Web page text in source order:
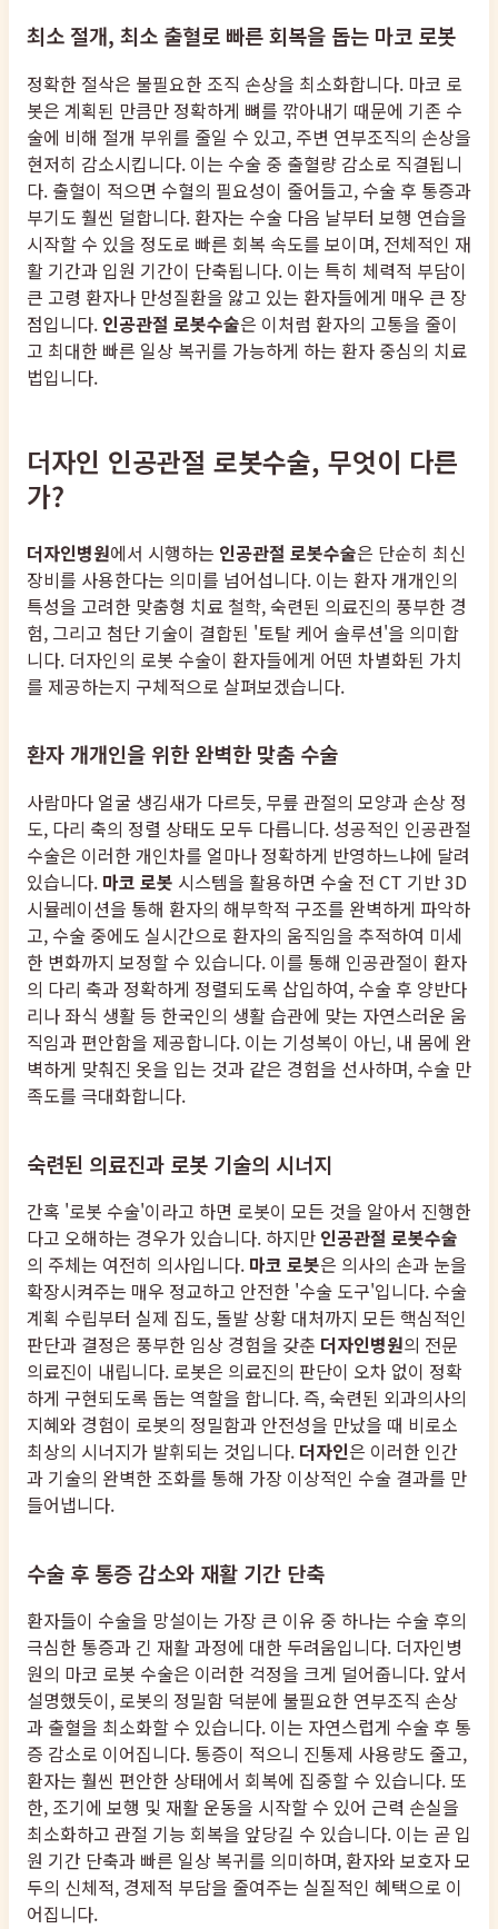
최소 절개, 최소 출혈로 빠른 회복을 돕는 마코 로봇
정확한 절삭은 불필요한 조직 손상을 최소화합니다. 마코 로
봇은 계획된 만큼만 정확하게 뼈를 깎아내기 때문에 기존 수
술에 비해 절개 부위를 줄일 수 있고, 주변 연부조직의 손상을
현저히 감소시킵니다. 이는 수술 중 출혈량 감소로 직결됩니
다. 출혈이 적으면 수혈의 필요성이 줄어들고, 수술 후 통증과
부기도 훨씬 덜합니다. 환자는 수술 다음 날부터 보행 연습을
시작할 수 있을 정도로 빠른 회복 속도를 보이며, 전체적인 재
활 기간과 입원 기간이 단축됩니다. 이는 특히 체력적 부담이
큰 고령 환자나 만성질환을 앓고 있는 환자들에게 매우 큰 장
점입니다. 인공관절 로봇수술은 이처럼 환자의 고통을 줄이
고 최대한 빠른 일상 복귀를 가능하게 하는 환자 중심의 치료
법입니다.
더자인 인공관절 로봇수술, 무엇이 다른
가?
더자인병원에서 시행하는 인공관절 로봇수술은 단순히 최신
장비를 사용한다는 의미를 넘어섭니다. 이는 환자 개개인의
특성을 고려한 맞춤형 치료 철학, 숙련된 의료진의 풍부한 경
험, 그리고 첨단 기술이 결합된 '토탈 케어 솔루션'을 의미합
니다. 더자인의 로봇 수술이 환자들에게 어떤 차별화된 가치
를 제공하는지 구체적으로 살펴보겠습니다.
환자 개개인을 위한 완벽한 맞춤 수술
사람마다 얼굴 생김새가 다르듯, 무릎 관절의 모양과 손상 정
도, 다리 축의 정렬 상태도 모두 다릅니다. 성공적인 인공관절
수술은 이러한 개인차를 얼마나 정확하게 반영하느냐에 달려
있습니다. 마코 로봇 시스템을 활용하면 수술 전 CT 기반 3D
시뮬레이션을 통해 환자의 해부학적 구조를 완벽하게 파악하
고, 수술 중에도 실시간으로 환자의 움직임을 추적하여 미세
한 변화까지 보정할 수 있습니다. 이를 통해 인공관절이 환자
의 다리 축과 정확하게 정렬되도록 삽입하여, 수술 후 양반다
리나 좌식 생활 등 한국인의 생활 습관에 맞는 자연스러운 움
직임과 편안함을 제공합니다. 이는 기성복이 아닌, 내 몸에 완
벽하게 맞춰진 옷을 입는 것과 같은 경험을 선사하며, 수술 만
족도를 극대화합니다.
숙련된 의료진과 로봇 기술의 시너지
간혹 '로봇 수술'이라고 하면 로봇이 모든 것을 알아서 진행한
다고 오해하는 경우가 있습니다. 하지만 인공관절 로봇수술
의 주체는 여전히 의사입니다. 마코 로봇은 의사의 손과 눈을
확장시켜주는 매우 정교하고 안전한 '수술 도구'입니다. 수술
계획 수립부터 실제 집도, 돌발 상황 대처까지 모든 핵심적인
판단과 결정은 풍부한 임상 경험을 갖춘 더자인병원의 전문
의료진이 내립니다. 로봇은 의료진의 판단이 오차 없이 정확
하게 구현되도록 돕는 역할을 합니다. 즉, 숙련된 외과의사의
지혜와 경험이 로봇의 정밀함과 안전성을 만났을 때 비로소
최상의 시너지가 발휘되는 것입니다. 더자인은 이러한 인간
과 기술의 완벽한 조화를 통해 가장 이상적인 수술 결과를 만
들어냅니다.
수술 후 통증 감소와 재활 기간 단축
환자들이 수술을 망설이는 가장 큰 이유 중 하나는 수술 후의
극심한 통증과 긴 재활 과정에 대한 두려움입니다. 더자인병
원의 마코 로봇 수술은 이러한 걱정을 크게 덜어줍니다. 앞서
설명했듯이, 로봇의 정밀함 덕분에 불필요한 연부조직 손상
과 출혈을 최소화할 수 있습니다. 이는 자연스럽게 수술 후 통
증 감소로 이어집니다. 통증이 적으니 진통제 사용량도 줄고,
환자는 훨씬 편안한 상태에서 회복에 집중할 수 있습니다. 또
한, 조기에 보행 및 재활 운동을 시작할 수 있어 근력 손실을
최소화하고 관절 기능 회복을 앞당길 수 있습니다. 이는 곧 입
원 기간 단축과 빠른 일상 복귀를 의미하며, 환자와 보호자 모
두의 신체적, 경제적 부담을 줄여주는 실질적인 혜택으로 이
어집니다.